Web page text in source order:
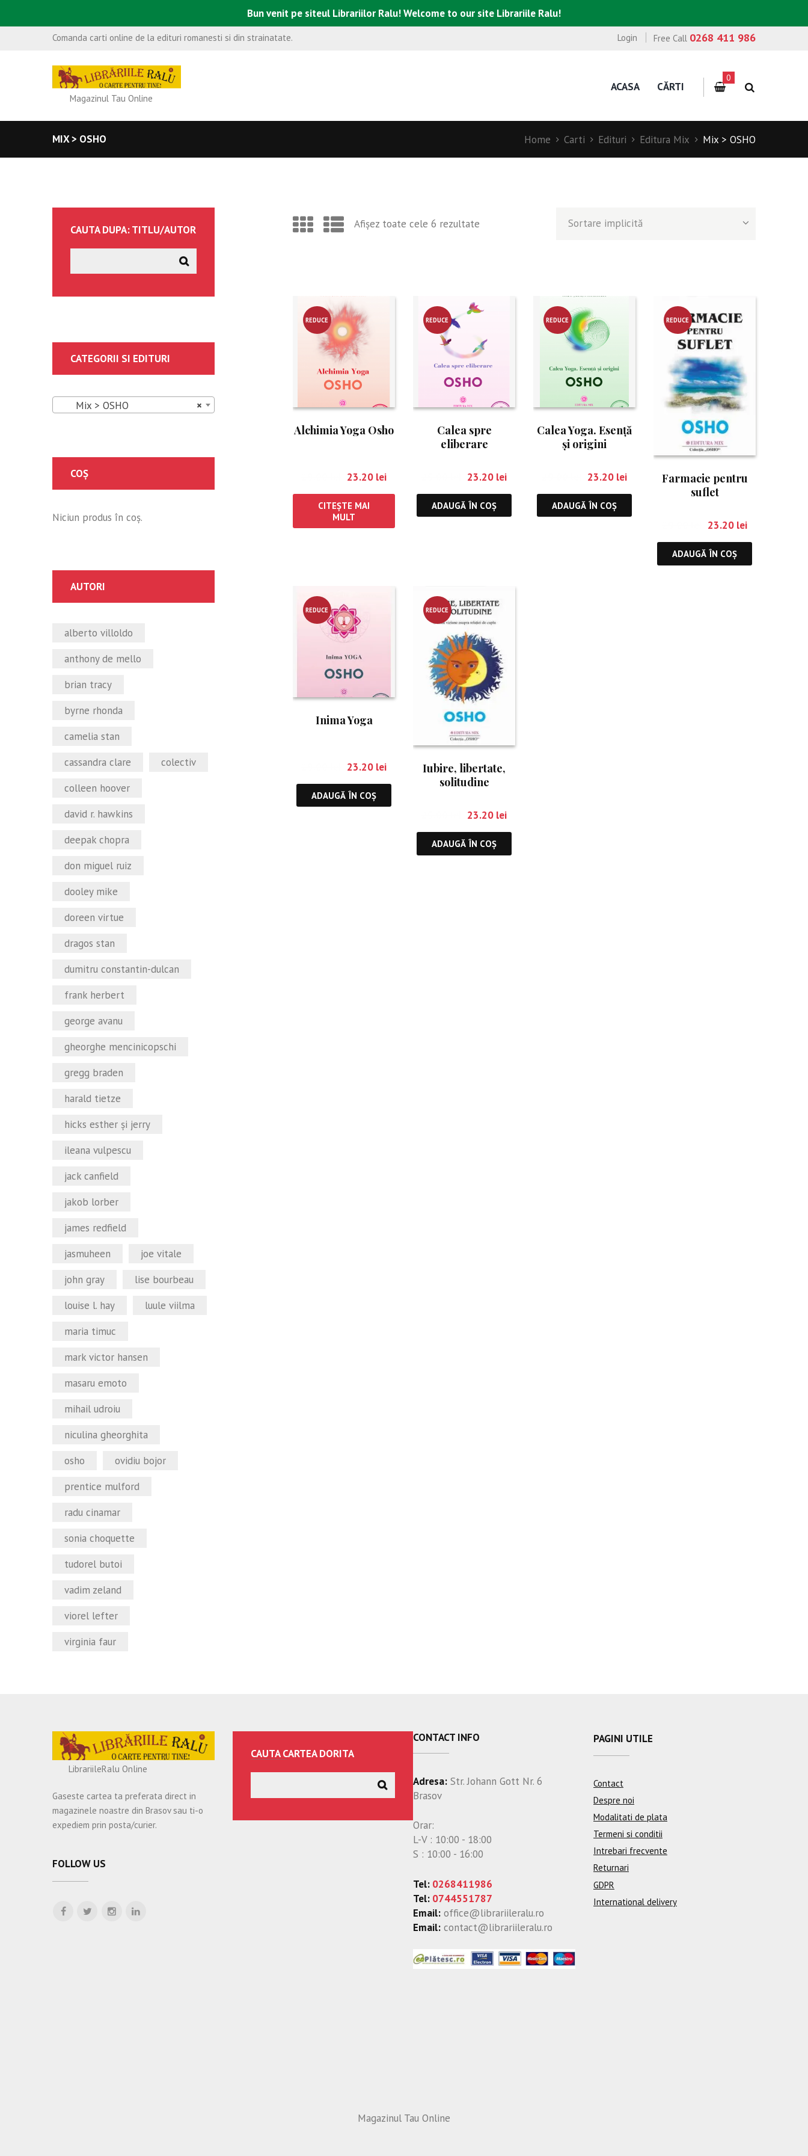
Bun venit pe siteul Librariilor Ralu! Welcome to our site Librariile Ralu!
Comanda carti online de la edituri romanesti si din strainatate. Free Call 0268 411 986
Login
Magazinul Tau Online
ACASA CĂRTI
0
MIX > OSHO Home Carti Edituri Editura Mix Mix > OSHO
Afișez toate cele 6 rezultate
REDUCE
RE!
Alchimia Yoga Osho
23.20 lei
CITEȘTE MAI
MULT
REDUCE
RE!
Calea spre
eliberare
23.20 lei
ADAUGĂ ÎN COȘ
REDUCE
Calea Yoga. Esență
și origini
23.20 lei
ADAUGĂ ÎN COȘ
REDUCE
RE!
Farmacie pentru
suflet
23.20 lei
ADAUGĂ ÎN COȘ
REDUCE
Inima Yoga
23.20 lei
ADAUGĂ ÎN COȘ
REDUCE
Iubire, libertate,
solitudine
23.20 lei
ADAUGĂ ÎN COȘ
CAUTA DUPA: TITLU/AUTOR
CATEGORII SI EDITURI
×
Mix > OSHO
COȘ
Niciun produs în coș.
AUTORI
alberto villoldo
anthony de mello
brian tracy
byrne rhonda
camelia stan
cassandra clare
colectiv
colleen hoover
david r. hawkins
deepak chopra
don miguel ruiz
dooley mike
doreen virtue
dragos stan
dumitru constantin-dulcan
frank herbert
george avanu
gheorghe mencinicopschi
gregg braden
harald tietze
hicks esther şi jerry
ileana vulpescu
jack canfield
jakob lorber
james redfield
jasmuheen
joe vitale
john gray
lise bourbeau
louise l. hay
luule viilma
maria timuc
mark victor hansen
masaru emoto
mihail udroiu
niculina gheorghita
osho
ovidiu bojor
prentice mulford
radu cinamar
sonia choquette
tudorel butoi
vadim zeland
viorel lefter
virginia faur
LibrariileRalu Online
Gaseste cartea ta preferata direct in
magazinele noastre din Brasov sau ti-o
expediem prin posta/curier.
FOLLOW US
CAUTA CARTEA DORITA
CONTACT INFO
Adresa: Str. Johann Gott Nr. 6
Brasov
Orar:
L-V : 10:00 - 18:00
S : 10:00 - 16:00
Tel: 0268411986
Tel: 0744551787
Email: office@librariileralu.ro
Email: contact@librariileralu.ro
PAGINI UTILE
Contact
Despre noi
Modalitati de plata
Termeni si conditii
Intrebari frecvente
Returnari
GDPR
International delivery
Magazinul Tau Online